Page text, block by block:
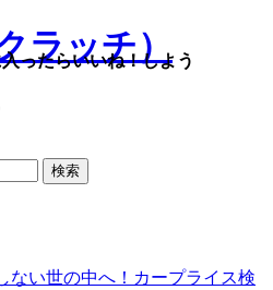
ない世の中へ！カープライス検
ったらいいね！しよう